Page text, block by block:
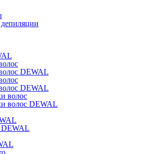
DEWAL
DEWAL
волос
волос DEWAL